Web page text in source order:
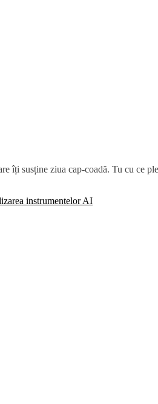
susține ziua cap-coadă. Tu cu ce
instrumentelor AI